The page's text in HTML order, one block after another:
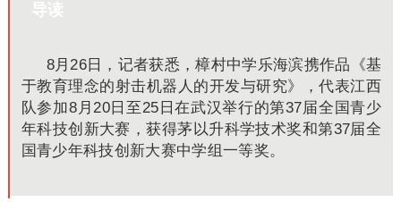
导读
8月26日，记者获悉，樟村中学乐海滨携作品《基
于教育理念的射击机器人的开发与研究》，代表江西
队参加8月20日至25日在武汉举行的第37届全国青少
年科技创新大赛，获得茅以升科学技术奖和第37届全
国青少年科技创新大赛中学组一等奖。